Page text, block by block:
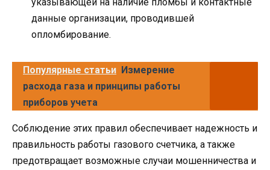
данные организации, проводившей
опломбирование.
Популярные статьи Измерение
расхода газа и принципы работы
приборов учета
Соблюдение этих правил обеспечивает надежность и
правильность работы газового счетчика, а также
предотвращает возможные случаи мошенничества и